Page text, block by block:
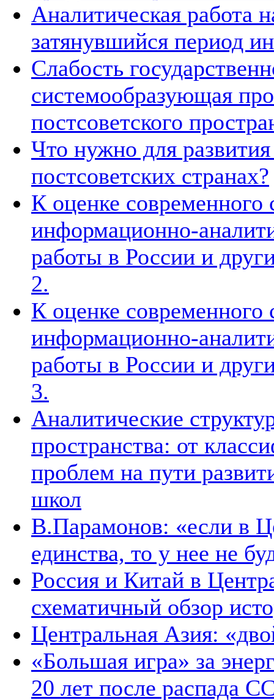
Аналитическая работа
затянувшийся период
Слабость
системообразующая
постсоветского
Что нужно для
постсоветских странах?
К оценке современного
информационно-
работы в России и
2.
К оценке современного
информационно-
работы в России и
3.
Аналитические
пространства: от
проблем на пути
школ
В.Парамонов: «если в
единства, то у нее не
Россия и Китай в
схематичный обзор
Центральная Азия:
«Большая игра» за
20 лет после распада